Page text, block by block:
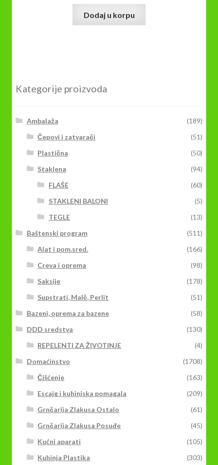
Dodaj u korpu
Kategorije proizvoda
Ambalaža
(189)
Čepovi i zatvarači
(51)
Plastična
(50)
Staklena
(94)
FLAŠE
(60)
STAKLENI BALONI
(5)
TEGLE
(13)
Baštenski program
(511)
Alat i pom.sred.
(166)
Creva i oprema
(98)
Saksije
(178)
Supstrati, Malč, Perlit
(51)
Bazeni, oprema za bazene
(58)
DDD sredstva
(130)
REPELENTI ZA ŽIVOTINJE
(4)
Domaćinstvo
(1708)
Čišćenje
(163)
Escajg i kuhinjska pomagala
(209)
Grnčarija Zlakusa Ostalo
(61)
Grnčarija Zlakusa Posuđe
(45)
Kućni aparati
(105)
Kuhinja Plastika
(303)